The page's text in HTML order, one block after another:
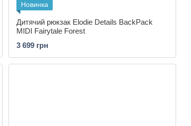
Новинка
Дитячий рюкзак Elodie Details BackPack
MIDI Fairytale Forest
3 699 грн